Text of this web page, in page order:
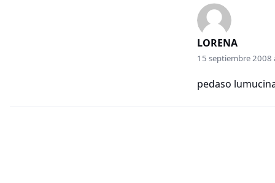
LORENA
15 septiembre 2008
pedaso